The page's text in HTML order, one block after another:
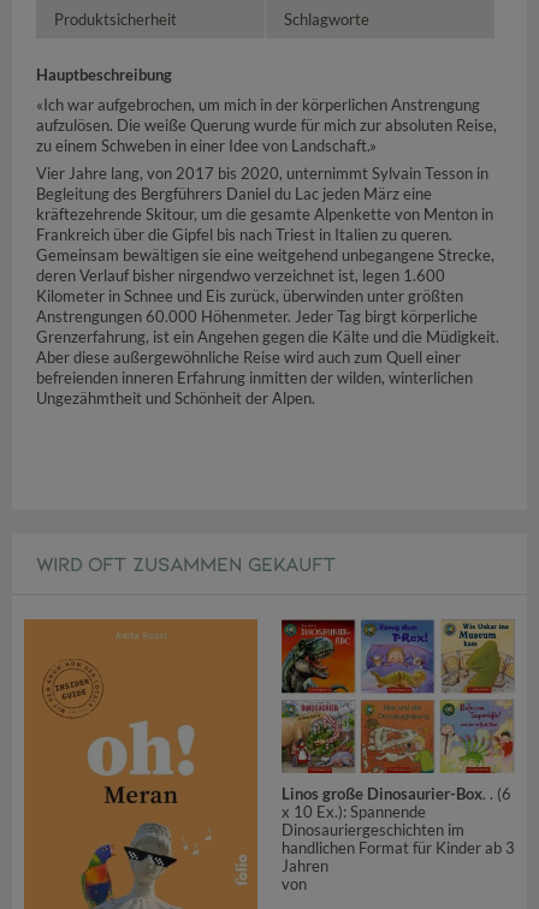
Produktsicherheit Schlagworte
Hauptbeschreibung
«Ich war aufgebrochen, um mich in der körperlichen Anstrengung
aufzulösen. Die weiße Querung wurde für mich zur absoluten Reise,
zu einem Schweben in einer Idee von Landschaft.»
Vier Jahre lang, von 2017 bis 2020, unternimmt Sylvain Tesson in
Begleitung des Bergführers Daniel du Lac jeden März eine
kräftezehrende Skitour, um die gesamte Alpenkette von Menton in
Frankreich über die Gipfel bis nach Triest in Italien zu queren.
Gemeinsam bewältigen sie eine weitgehend unbegangene Strecke,
deren Verlauf bisher nirgendwo verzeichnet ist, legen 1.600
Kilometer in Schnee und Eis zurück, überwinden unter größten
Anstrengungen 60.000 Höhenmeter. Jeder Tag birgt körperliche
Grenzerfahrung, ist ein Angehen gegen die Kälte und die Müdigkeit.
Aber diese außergewöhnliche Reise wird auch zum Quell einer
befreienden inneren Erfahrung inmitten der wilden, winterlichen
Ungezähmtheit und Schönheit der Alpen.
WIRD OFT ZUSAMMEN GEKAUFT
Linos große Dinosaurier-Box. . (6
x 10 Ex.): Spannende
Dinosauriergeschichten im
handlichen Format für Kinder ab 3
Jahren
von